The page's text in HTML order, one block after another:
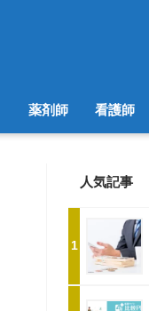
薬剤師 看護師
人気記事
1